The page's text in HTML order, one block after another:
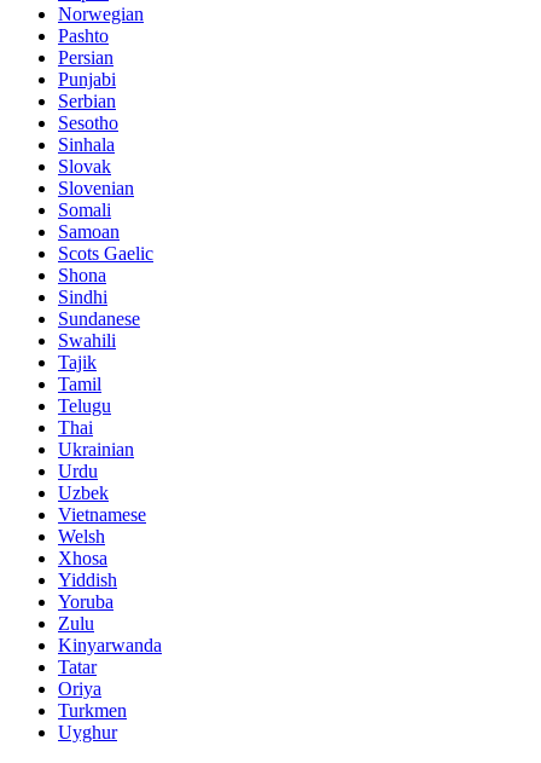
Norwegian
Pashto
Persian
Punjabi
Serbian
Sesotho
Sinhala
Slovak
Slovenian
Somali
Samoan
Scots Gaelic
Shona
Sindhi
Sundanese
Swahili
Tajik
Tamil
Telugu
Thai
Ukrainian
Urdu
Uzbek
Vietnamese
Welsh
Xhosa
Yiddish
Yoruba
Zulu
Kinyarwanda
Tatar
Oriya
Turkmen
Uyghur